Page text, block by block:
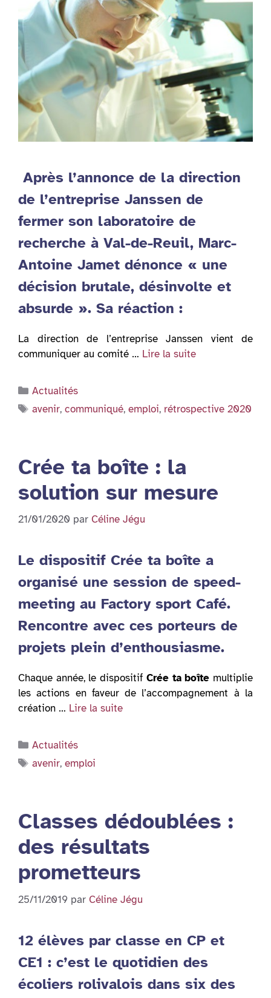
Après l’annonce de la direction
de l’entreprise Janssen de
fermer son laboratoire de
recherche à Val-de-Reuil, Marc-
Antoine Jamet dénonce « une
décision brutale, désinvolte et
absurde ». Sa réaction :
La direction de l’entreprise Janssen vient de
communiquer au comité … Lire la suite
Catégories
Actualités
Étiquettes
avenir,communiqué,emploi, rétrospective 2020
Crée ta boîte : la
solution sur mesure
21/01/2020 par Céline Jégu
Le dispositif Crée ta boîte a
organisé une session de speed-
meeting au Factory sport Café.
Rencontre avec ces porteurs de
projets plein d’enthousiasme.
Chaque année, le dispositif Crée ta boîte multiplie
les actions en faveur de l’accompagnement à la
création … Lire la suite
Catégories
Actualités
Étiquettes
avenir,emploi
Classes dédoublées :
des résultats
prometteurs
25/11/2019 par Céline Jégu
12 élèves par classe en CP et
CE1 : c’est le quotidien des
écoliers rolivalois dans six des